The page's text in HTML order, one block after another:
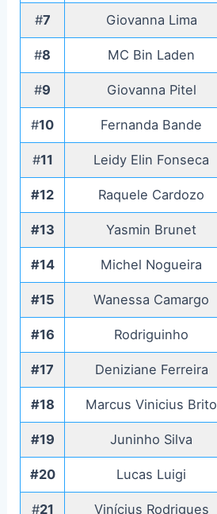
#7 Giovanna Lima
#8 MC Bin Laden
#9 Giovanna Pitel
#10 Fernanda Bande
#11 Leidy Elin Fonseca
#12 Raquele Cardozo
#13 Yasmin Brunet
#14 Michel Nogueira
#15 Wanessa Camargo
#16 Rodriguinho
#17 Deniziane Ferreira
#18 Marcus Vinicius Brito
#19 Juninho Silva
#20 Lucas Luigi
#21 Vinícius Rodrigues